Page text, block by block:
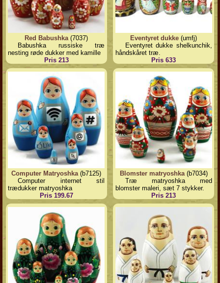
Red Babushka(7037)
Babushka russiske træ
nesting røde dukker med kamille
Pris 213
Eventyret dukke (umfj)
Eventyret dukke shelkunchik,
håndskåret træ.
Pris 633
Computer Matryoshka(b7125)
Computer internet stil
trædukker matryoshka
Pris 199.67
Blomster matryoshka(b7034)
Træ matryoshka med
blomster maleri, sæt 7 stykker.
Pris 213